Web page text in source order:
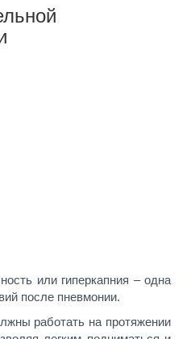
или гиперкапния – одна
после пневмонии.
работать на протяжении